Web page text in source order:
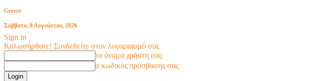
Greece
Σάββατο, 8 Αυγούστου, 2026
Sign in
Καλωσήρθατε! Συνδεθείτε στον λογαριασμό σας
το όνομα χρήστη σας
ο κωδικός πρόσβασης σας